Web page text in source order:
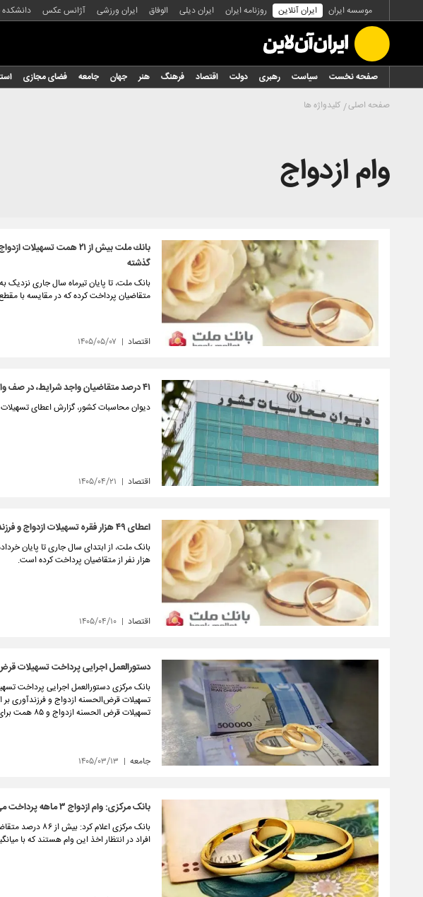
موسسه ایران ایران آنلاین روزنامه ایران ایران دیلی الوفاق ایران ورزشی آژانس عکس دانشکده
صفحه نخست سیاست رهبری دولت اقتصاد فرهنگ هنر جهان جامعه فضای مجازی
صفحه اصلی کلیدواژه ها
وام ازدواج
گذشته
متقاضیان پرداخت کرده که در مقایسه با مقطع مشابه
اقتصاد ۱۴۰۵/۰۵/۰۷
۴۱ درصد متقاضیان واجد شرایط، در صف وام ازدواج هستند
دیوان محاسبات کشور، گزارش اعطای تسهیلات
اقتصاد ۱۴۰۵/۰۴/۲۱
اعطای ۴۹ هزار فقره تسهیلات ازدواج و فرزندآوری از سوی بانك ملت در سه ماهه اول سال
هزار نفر از متقاضیان پرداخت کرده است.
اقتصاد ۱۴۰۵/۰۴/۱۰
دستورالعمل اجرایی پرداخت تسهیلات
بانک مرکزی دستورالعمل اجرایی پرداخت
تسهیلات قرض الحسنه ازدواج و ۸۵ همت برای تسهیلات قرض‌الحسنه فرزندآوری است.
جامعه ۱۴۰۵/۰۳/۱۳
بانک مرکزی: وام ازدواج ۳ ماهه پرداخت می‌شود
افراد در انتظار اخذ این وام هستند که با